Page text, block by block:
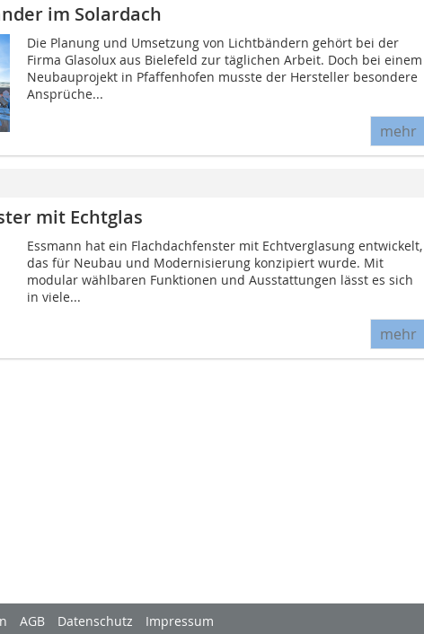
im Solardach
Die Planung und Umsetzung von Lichtbändern gehört bei der
Firma Glasolux aus Bielefeld zur täglichen Arbeit. Doch bei einem
Neubauprojekt in Pfaffenhofen musste der Hersteller besondere
Ansprüche...
mehr
mit Echtglas
Essmann hat ein Flachdachfenster mit Echtverglasung entwickelt,
das für Neubau und Modernisierung konzipiert wurde. Mit
modular wählbaren Funktionen und Ausstattungen lässt es sich
in viele...
mehr
AGB Datenschutz Impressum